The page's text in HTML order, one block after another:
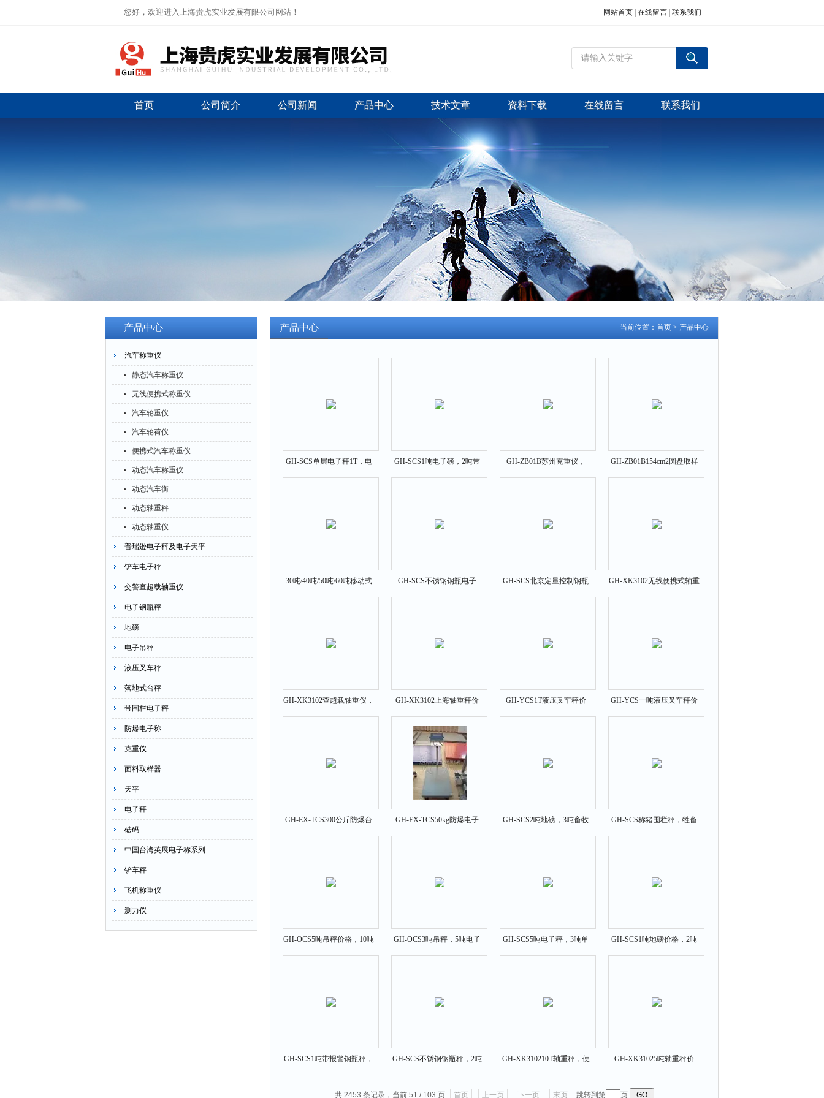
您好，欢迎进入上海贵虎实业发展有限公司网站！ 网站首页 在线留言 联系我们
首页 公司简介 公司新闻 产品中心 技术文章 资料下载 在线留言 联系我们
产品中心
汽车称重仪
静态汽车称重仪
无线便携式称重仪
汽车轮重仪
汽车轮荷仪
便携式汽车称重仪
动态汽车称重仪
动态汽车衡
动态轴重秤
动态轴重仪
普瑞逊电子秤及电子天平
铲车电子秤
交警查超载轴重仪
电子钢瓶秤
地磅
电子吊秤
液压叉车秤
落地式台秤
带围栏电子秤
防爆电子称
克重仪
面料取样器
天平
电子秤
砝码
中国台湾英展电子称系列
铲车秤
飞机称重仪
测力仪
当前位置： 首页 > 产品中心
产品中心
GH-SCS单层电子秤1T，电
子磅秤2T误差
GH-SCS1吨电子磅，2吨带
打印电子地磅价格
GH-ZB01B苏州克重仪，
300g克重天平秤价格
GH-ZB01B154cm2圆盘取样
器，上海圆型取样器价格
30吨/40吨/50吨/60吨移动式
地磅秤
GH-SCS不锈钢钢瓶电子
秤，防水钢瓶电子秤价格
GH-SCS北京定量控制钢瓶
秤，报警控制钢瓶秤
GH-XK3102无线便携式轴重
仪
GH-XK3102查超载轴重仪，
上海电子轴重仪价格
GH-XK3102上海轴重秤价
格，便携式查超载轴重秤
GH-YCS1T液压叉车秤价
格，2T不锈钢电子叉车秤
GH-YCS一吨液压叉车秤价
格，两吨手动液压搬运秤
GH-EX-TCS300公斤防爆台
秤，防爆电子台秤厂家
GH-EX-TCS50kg防爆电子
称，60kg防爆电子台秤价格
GH-SCS2吨地磅，3吨畜牧
地磅秤价格
GH-SCS称猪围栏秤，牲畜
秤1吨价格
GH-OCS5吨吊秤价格，10吨
直视电子吊秤
GH-OCS3吨吊秤，5吨电子
吊钩秤价格
GH-SCS5吨电子秤，3吨单
层电子磅秤价格
GH-SCS1吨地磅价格，2吨
地秤性能
GH-SCS1吨带报警钢瓶秤，
GH-SCS不锈钢钢瓶秤，2吨
GH-XK310210T轴重秤，便
GH-XK31025吨轴重秤价
共 2453 条记录，当前 51 / 103 页 首页 上一页 下一页 末页 跳转到第 页